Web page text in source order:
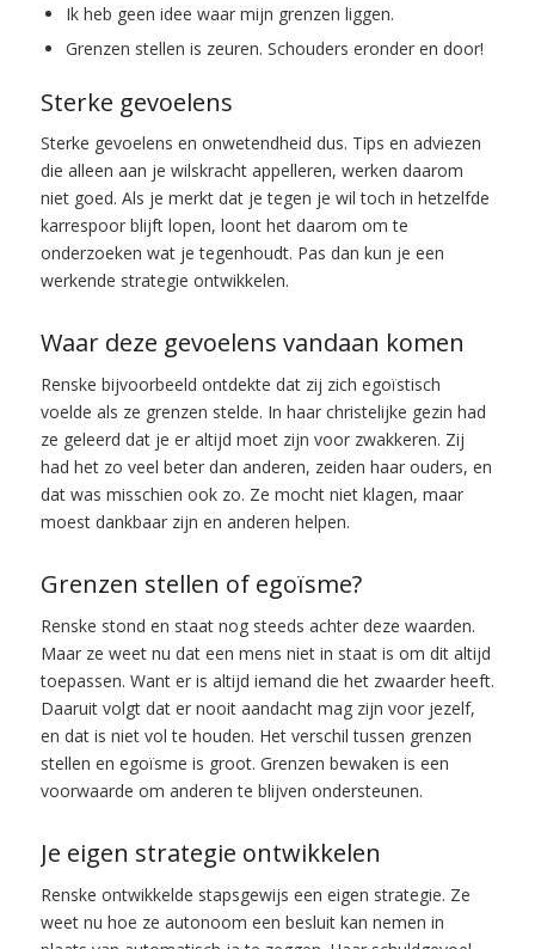
Ik heb geen idee waar mijn grenzen liggen.
Grenzen stellen is zeuren. Schouders eronder en door!
Sterke gevoelens
Sterke gevoelens en onwetendheid dus. Tips en adviezen
die alleen aan je wilskracht appelleren, werken daarom
niet goed. Als je merkt dat je tegen je wil toch in hetzelfde
karrespoor blijft lopen, loont het daarom om te
onderzoeken wat je tegenhoudt. Pas dan kun je een
werkende strategie ontwikkelen.
Waar deze gevoelens vandaan komen
Renske bijvoorbeeld ontdekte dat zij zich egoïstisch
voelde als ze grenzen stelde. In haar christelijke gezin had
ze geleerd dat je er altijd moet zijn voor zwakkeren. Zij
had het zo veel beter dan anderen, zeiden haar ouders, en
dat was misschien ook zo. Ze mocht niet klagen, maar
moest dankbaar zijn en anderen helpen.
Grenzen stellen of egoïsme?
Renske stond en staat nog steeds achter deze waarden.
Maar ze weet nu dat een mens niet in staat is om dit altijd
toepassen. Want er is altijd iemand die het zwaarder heeft.
Daaruit volgt dat er nooit aandacht mag zijn voor jezelf,
en dat is niet vol te houden. Het verschil tussen grenzen
stellen en egoïsme is groot. Grenzen bewaken is een
voorwaarde om anderen te blijven ondersteunen.
Je eigen strategie ontwikkelen
Renske ontwikkelde stapsgewijs een eigen strategie. Ze
weet nu hoe ze autonoom een besluit kan nemen in